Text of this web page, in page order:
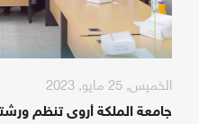
الخميس, 25 مايو, 2023
جامعة الملكة أروى تنظم